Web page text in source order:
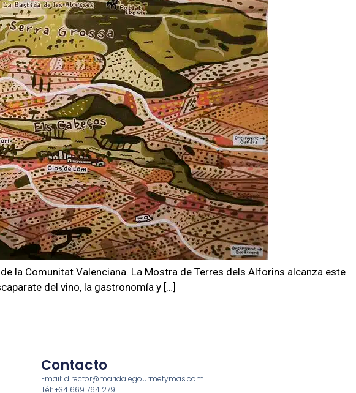
la Comunitat Valenciana. La Mostra de Terres dels Alforins alcanza este
del vino, la gastronomía y […]
Contacto
Email: director@maridajegourmetymas.com
Tél: +34 669 764 279